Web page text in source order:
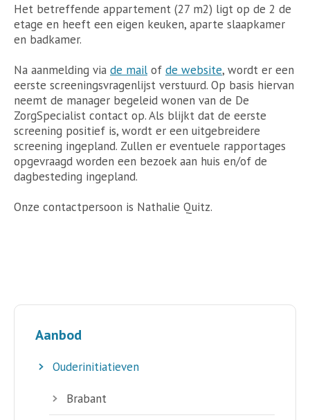
Aanbod
Ouderinitiatieven
Brabant
Het betreffende appartement (27 m2) ligt op de 2 de
etage en heeft een eigen keuken, aparte slaapkamer
en badkamer.
Na aanmelding via de mail of de website, wordt er een
eerste screeningsvragenlijst verstuurd. Op basis hiervan
neemt de manager begeleid wonen van de De
ZorgSpecialist contact op. Als blijkt dat de eerste
screening positief is, wordt er een uitgebreidere
screening ingepland. Zullen er eventuele rapportages
opgevraagd worden een bezoek aan huis en/of de
dagbesteding ingepland.
Onze contactpersoon is Nathalie Quitz.